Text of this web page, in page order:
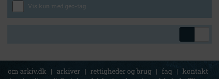
Vis kun med geo-tag
om arkiv.dk | arkiver | rettigheder og brug | faq | kontakt